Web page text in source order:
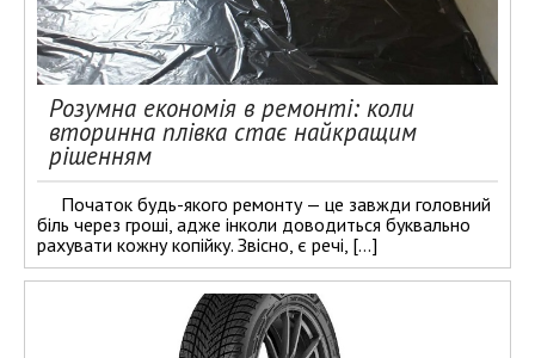
Розумна економія в ремонті: коли
вторинна плівка стає найкращим
рішенням
Початок будь-якого ремонту — це завжди головний
біль через гроші, адже інколи доводиться буквально
рахувати кожну копійку. Звісно, є речі, […]